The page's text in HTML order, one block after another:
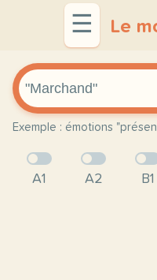
☰ Le
Exemple : émotions
A1 A2 B1